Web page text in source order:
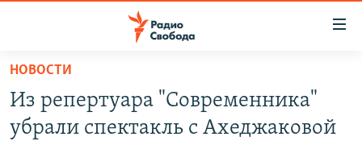
упрощенного
доступа
Вернуться
ПОДКАСТЫ
НОВОСТИ
Из репертуара "Современника"
убрали спектакль с Ахеджаковой